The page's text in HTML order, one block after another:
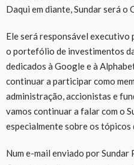
Daqui em diante, Sundar será o
Ele será responsável
o portefólio de investimentos
dedicados à Google e à
continuar a participar como
administração, accionistas e
vamos continuar a falar com o
especialmente sobre os tópicos
Num e-mail enviado por Sundar